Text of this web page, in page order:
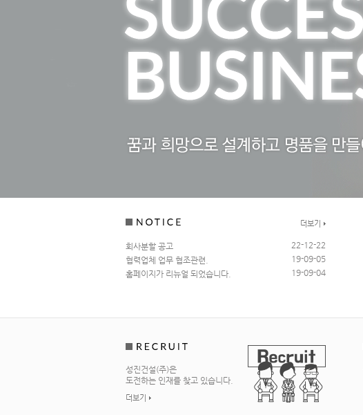
회사분할 공고
22-12-22
협력업체 업무 협조관련.
19-09-05
홈페이지가 리뉴얼 되었습니다.
19-09-04
더보기
성진건설(주)은
도전하는 인재를 찾고 있습니다.
더보기